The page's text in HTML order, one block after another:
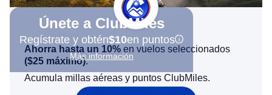
Únete a ClubMiles
Regístrate y obtén$10en puntos
Más información
Ahorra hasta un 10% en vuelos seleccionados
($25 máximo).
Acumula millas aéreas y puntos ClubMiles.